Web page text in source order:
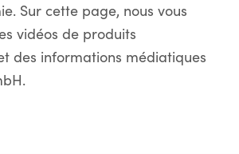
Sur cette page, nous vous
vidéos de produits
des informations médiatiques